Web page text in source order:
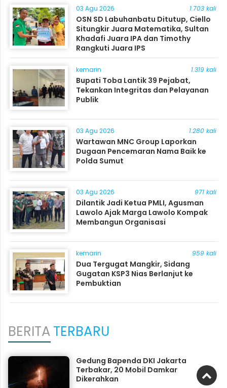
03 Agu 2026 1.703 kali
OSN SD Labuhanbatu Ditutup, Ciello
Situngkir Juara Matematika, Sultan
Khadafi Juara IPA dan Timothy
Rangkuti Juara IPS
kemarin 1.319 kali
Bupati Toba Lantik 39 Pejabat,
Tekankan Integritas dan Pelayanan
Publik
03 Agu 2026 1.280 kali
Wartawan MNC Group Laporkan
Dugaan Pencemaran Nama Baik ke
Polda Sumut
03 Agu 2026 971 kali
Dilantik Jadi Ketua PMLI, Agusman
Lawolo Ajak Marga Lawolo Kompak
Membangun Organisasi
kemarin 959 kali
Dua Tergugat Mangkir, Sidang
Gugatan KSP3 Nias Berlanjut ke
Pembuktian
BERITATERBARU
Gedung Bapenda DKI Jakarta
Terbakar, 20 Mobil Damkar
Dikerahkan